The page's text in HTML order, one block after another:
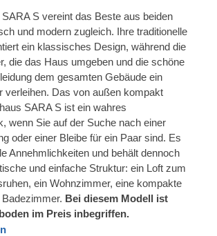
S vereint das Beste aus beiden
und modern zugleich. Ihre traditionelle
ein klassisches Design, während die
die das Haus umgeben und die schöne
dem gesamten Gebäude ein
verleihen. Das von außen kompakt
SARA S ist ein wahres
wenn Sie auf der Suche nach einer
oder einer Bleibe für ein Paar sind. Es
Annehmlichkeiten und behält dennoch
und einfache Struktur: ein Loft zum
ein Wohnzimmer, eine kompakte
Bei diesem Modell ist
im Preis inbegriffen.